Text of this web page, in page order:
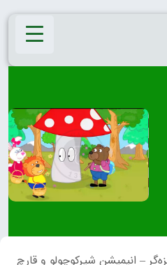
– انیمیشن شیرکوچولو و قارچ